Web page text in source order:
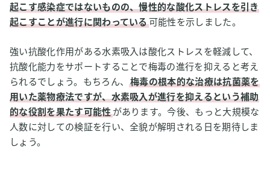
起こす感染症ではないものの、慢性的な酸化ストレスを引き
起こすことが進行に関わっている可能性を示しました。
強い抗酸化作用がある水素吸入は酸化ストレスを軽減して、
抗酸化能力をサポートすることで梅毒の進行を抑えると考え
られるでしょう。もちろん、梅毒の根本的な治療は抗菌薬を
用いた薬物療法ですが、水素吸入が進行を抑えるという補助
的な役割を果たす可能性があります。今後、もっと大規模な
人数に対しての検証を行い、全貌が解明される日を期待しま
しょう。